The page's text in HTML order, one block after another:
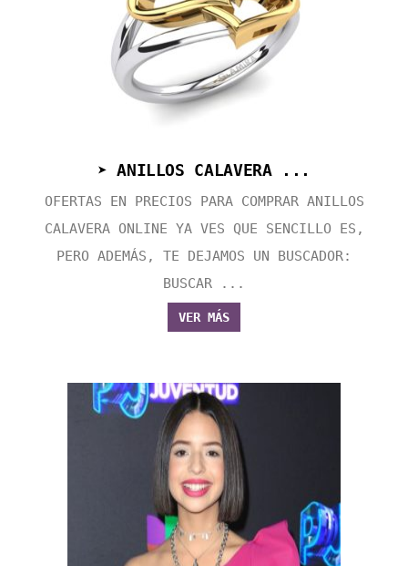
➤ ANILLOS CALAVERA ...
OFERTAS EN PRECIOS PARA COMPRAR ANILLOS
CALAVERA ONLINE YA VES QUE SENCILLO ES,
PERO ADEMÁS, TE DEJAMOS UN BUSCADOR:
BUSCAR ...
VER MÁS